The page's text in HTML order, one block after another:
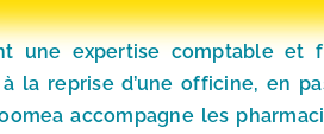
une expertise comptable et
la reprise d’une officine, en
accompagne les